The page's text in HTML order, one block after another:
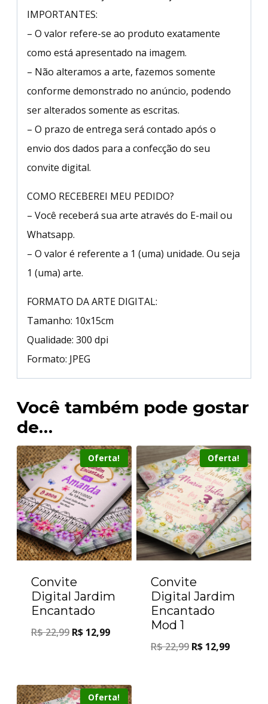
IMPORTANTES:
– O valor refere-se ao produto exatamente
como está apresentado na imagem.
– Não alteramos a arte, fazemos somente
conforme demonstrado no anúncio, podendo
ser alterados somente as escritas.
– O prazo de entrega será contado após o
envio dos dados para a confecção do seu
convite digital.
COMO RECEBEREI MEU PEDIDO?
– Você receberá sua arte através do E-mail ou
Whatsapp.
– O valor é referente a 1 (uma) unidade. Ou seja
1 (uma) arte.
FORMATO DA ARTE DIGITAL:
Tamanho: 10x15cm
Qualidade: 300 dpi
Formato: JPEG
Você também pode gostar
de…
Oferta!
Convite
Digital Jardim
Encantado
R$22,99 R$ 12,99
Oferta!
Convite
Digital Jardim
Encantado
Mod 1
R$22,99 R$ 12,99
Oferta!